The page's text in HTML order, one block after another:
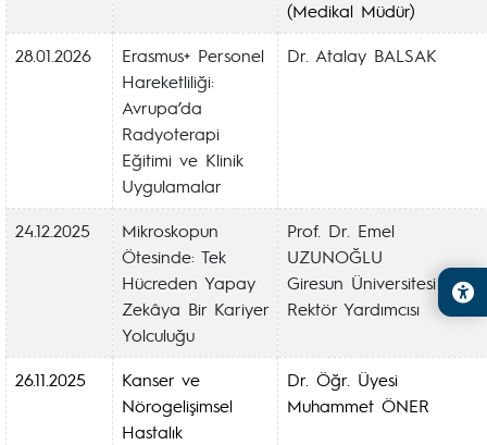
(Medikal Müdür)
28.01.2026
Erasmus+ Personel
Hareketliliği:
Avrupa’da
Radyoterapi
Eğitimi ve Klinik
Uygulamalar
Dr. Atalay BALSAK
24.12.2025
Mikroskopun
Ötesinde: Tek
Hücreden Yapay
Zekâya Bir Kariyer
Yolculuğu
Prof. Dr. Emel
UZUNOĞLU
Giresun Üniversitesi
Rektör Yardımcısı
26.11.2025
Kanser ve
Nörogelişimsel
Hastalık
Dr. Öğr. Üyesi
Muhammet ÖNER